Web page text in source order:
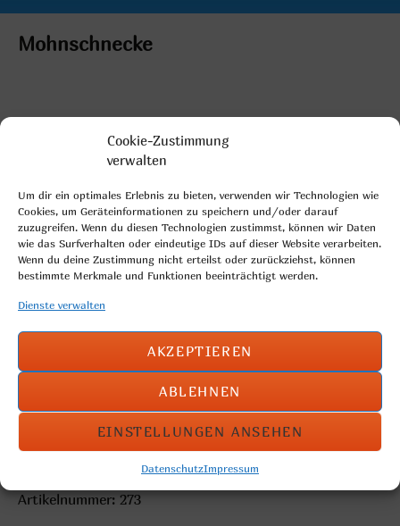
Cookie-Zustimmung
verwalten
Um dir ein optimales Erlebnis zu bieten, verwenden wir Technologien wie
Cookies, um Geräteinformationen zu speichern und/oder darauf
zuzugreifen. Wenn du diesen Technologien zustimmst, können wir Daten
wie das Surfverhalten oder eindeutige IDs auf dieser Website verarbeiten.
Wenn du deine Zustimmung nicht erteilst oder zurückziehst, können
bestimmte Merkmale und Funktionen beeinträchtigt werden.
Dienste verwalten
AKZEPTIEREN
ABLEHNEN
EINSTELLUNGEN ANSEHEN
DatenschutzImpressum
Mohnschnecke
zur Schnecke geformtes Plundergebäck mit einer
Mohnfüllung
Gewicht: 110 g
Kartoninhalt: 50 Stück
Artikelnummer: 273